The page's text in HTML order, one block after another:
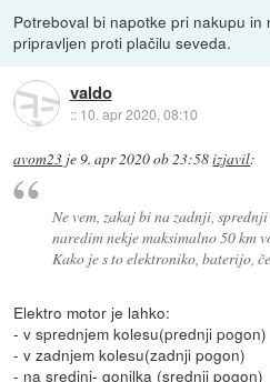
Potreboval bi napotke pri nakupu in
pripravljen proti plačilu seveda.
valdo
:: 10. apr 2020, 08:10
avom23 je 9. apr 2020 ob 23:58izjavil:
Ne vem, zakaj bi na zadnji,
naredim nekje maksimalno 50 km
Kako je s to elektroniko, baterijo,
Elektro motor je lahko:
- v sprednjem kolesu(prednji pogon)
- v zadnjem kolesu(zadnji pogon)
- na sredini- gonilka (srednji pogon)